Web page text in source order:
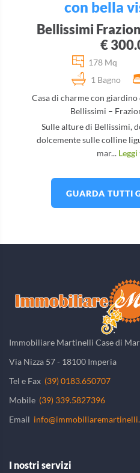
con bella
Bellissimi
€
178 Mq
1 Bagno
Casa di charme con
Bellissimi –
Sulle alture di Bellissimi,
dolcemente sulle colline
mar...
GUARDA TUTTI
Immobiliare Martinelli Case di
Via Nizza 57 - 18100 Imperia
Tel e Fax (39) 0183.650707
Mobile (39) 339.5827396
Email
I nostri servizi